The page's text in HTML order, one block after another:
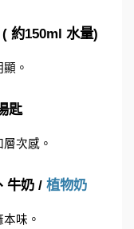
約150ml 水量)
。
匙
次感。
牛奶 / 植物奶
味。